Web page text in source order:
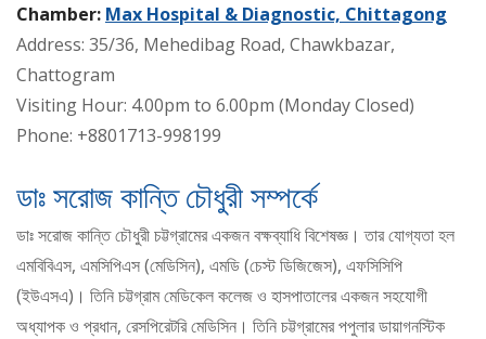
Chamber: Max Hospital & Diagnostic, Chittagong
Address: 35/36, Mehedibag Road, Chawkbazar,
Chattogram
Visiting Hour: 4.00pm to 6.00pm (Monday Closed)
Phone: +8801713-998199
ডাঃ সরোজ কান্তি চৌধুরী সম্পর্কে
ডাঃ সরোজ কান্তি চৌধুরী চট্টগ্রামের একজন বক্ষব্যাধি বিশেষজ্ঞ। তার যোগ্যতা হল
এমবিবিএস, এমসিপিএস (মেডিসিন), এমডি (চেস্ট ডিজিজেস), এফসিসিপি
(ইউএসএ)। তিনি চট্টগ্রাম মেডিকেল কলেজ ও হাসপাতালের একজন সহযোগী
অধ্যাপক ও প্রধান, রেসপিরেটরি মেডিসিন। তিনি চট্টগ্রামের পপুলার ডায়াগনস্টিক